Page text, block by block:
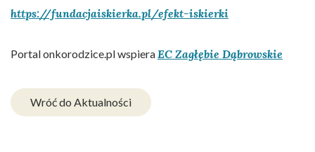
https://fundacjaiskierka.pl/efekt-iskierki
Portal onkorodzice.pl wspiera EC Zagłębie Dąbrowskie
Wróć do Aktualności